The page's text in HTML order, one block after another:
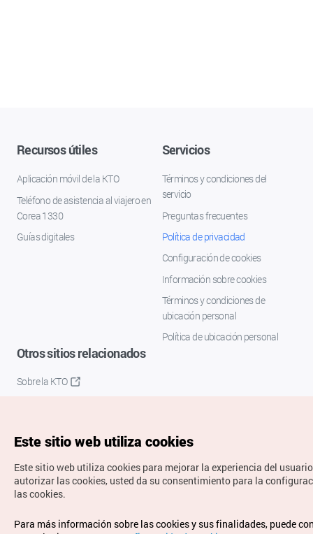
Recursos útiles
Aplicación móvil de la KTO
Teléfono de asistencia al viajero en
Corea 1330
Guías digitales
Servicios
Términos y condiciones del
servicio
Preguntas frecuentes
Política de privacidad
Configuración de cookies
Información sobre cookies
Términos y condiciones de
ubicación personal
Política de ubicación personal
Otros sitios relacionados
Sobre la KTO
Copyrights © Organización de Turismo de Corea. Todos los
Este sitio web utiliza cookies
Este sitio web utiliza cookies para mejorar la experiencia del
autorizar las cookies, usted da su consentimiento para la
las cookies.
Para más información sobre las cookies y sus finalidades, puede